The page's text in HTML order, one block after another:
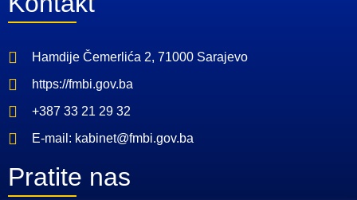
Hamdije Čemerlića 2, 71000 Sarajevo
https://fmbi.gov.ba
+387 33 21 29 32
E-mail: kabinet@fmbi.gov.ba
Pratite nas